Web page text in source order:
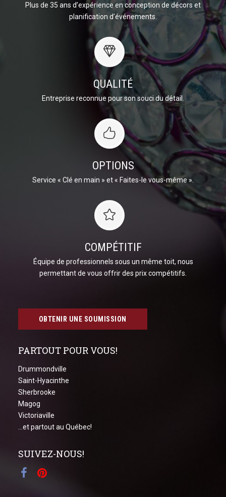
Plus de 35 ans d’expérience en conception de décors et
planification d’événements.
QUALITÉ
Entreprise reconnue pour son souci du détail.
OPTIONS
Service « Clé en main » et « Faites-le vous-même ».
COMPÉTITIF
Équipe de professionnels sous un même toit, nous
permettant de vous offrir des prix compétitifs.
OBTENIR UNE SOUMISSION
PARTOUT POUR VOUS!
Drummondville
Saint-Hyacinthe
Sherbrooke
Magog
Victoriaville
...et partout au Québec!
SUIVEZ-NOUS!